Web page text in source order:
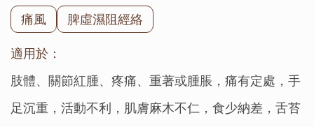
痛風
脾虛濕阻經絡
適用於：
肢體、關節紅腫、疼痛、重著或腫脹，痛有定處，手
足沉重，活動不利，肌膚麻木不仁，食少納差，舌苔